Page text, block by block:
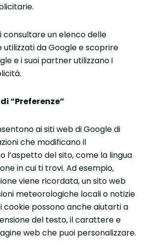
consultare un elenco delle
utilizzati da Google e scoprire
e i suoi partner utilizzano i
“Preferenze”
ai siti web di Google di
che modificano il
l’aspetto del sito, come la lingua
in cui ti trovi. Ad esempio,
viene ricordata, un sito web
meteorologiche locali o notizie
cookie possono anche aiutarti a
del testo, il carattere e
web che puoi personalizzare.